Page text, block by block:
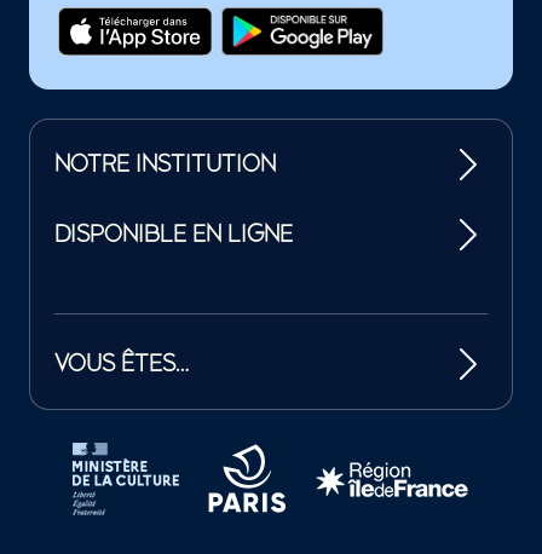
NOTRE INSTITUTION
DISPONIBLE EN LIGNE
VOUS ÊTES…
Tutelles et mécènes de la Philharmonie de Paris